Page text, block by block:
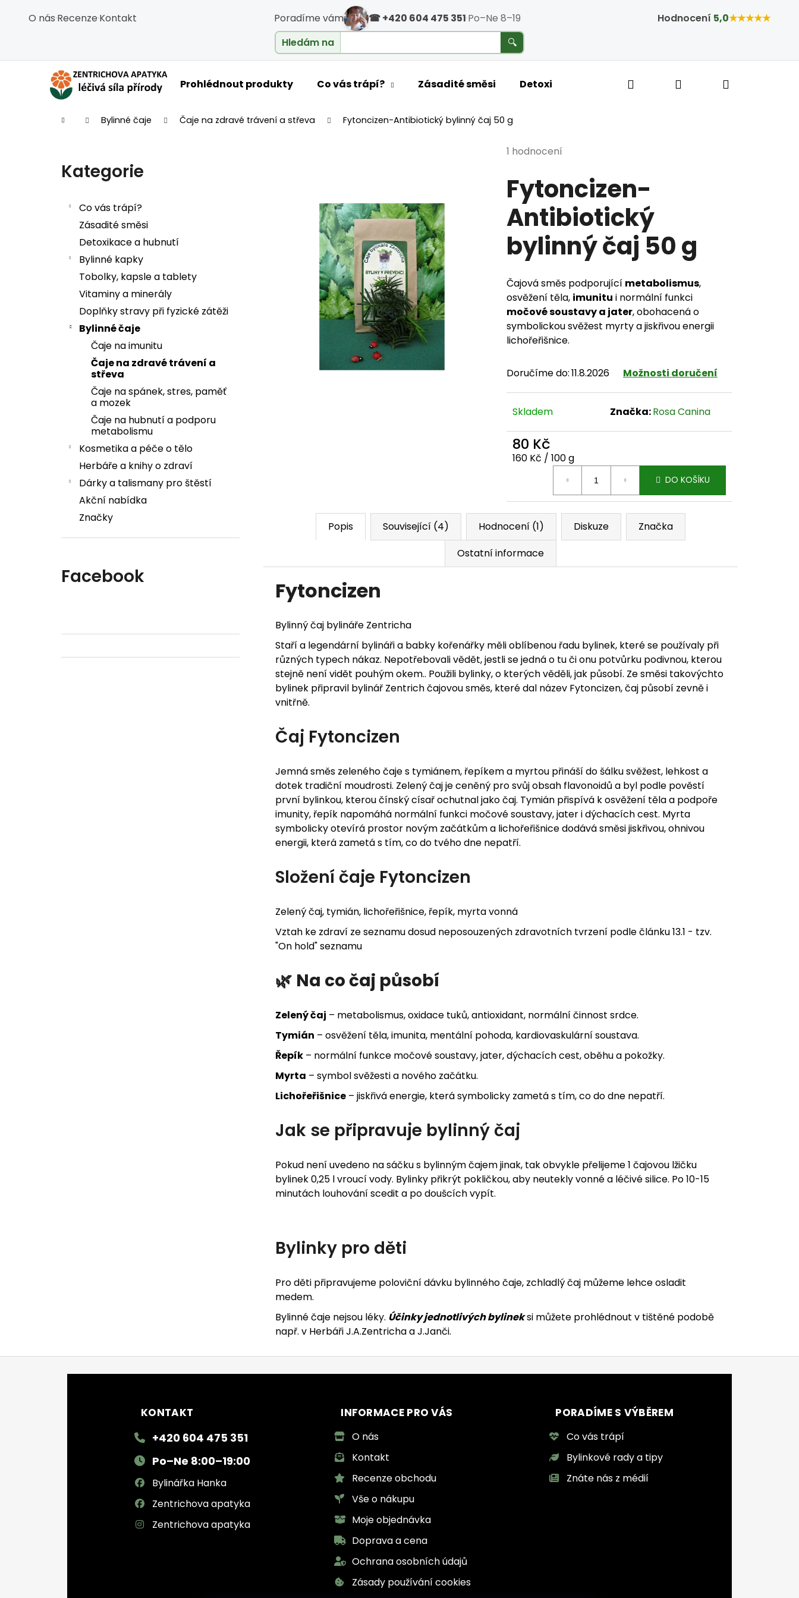
O nás·Recenze·Kontakt Poradíme vám ☎ +420 604 475 351·Po–Ne 8–19 Hodnocení 5,0★★★★★
Hledám na
🔍
Prohlédnout produkty Co vás trápí? Zásadité směsi Detoxikace a hubnutí Bylinné kapky
Hledat PřihlášeníNákupní
Domů Bylinné čaje Čaje na zdravé trávení a střeva Fytoncizen-Antibiotický bylinný čaj 50 g
Přeskočit kategorie
Kategorie
Co vás trápí?
Zásadité směsi
Detoxikace a hubnutí
Bylinné kapky
Tobolky, kapsle a tablety
Vitaminy a minerály
Doplňky stravy při fyzické zátěži
Bylinné čaje
Čaje na imunitu
Čaje na zdravé trávení a
střeva
Čaje na spánek, stres, paměť
a mozek
Čaje na hubnutí a podporu
metabolismu
Kosmetika a péče o tělo
Herbáře a knihy o zdraví
Dárky a talismany pro štěstí
Akční nabídka
Značky
Facebook
Průměrné hodnocení produktu je 5,0 z 5 hvězdiček.
1 hodnocení
Fytoncizen-
Antibiotický
bylinný čaj 50 g
Čajová směs podporující metabolismus,
osvěžení těla, imunitu i normální funkci
močové soustavy a jater, obohacená o
symbolickou svěžest myrty a jiskřivou energii
lichořeřišnice.
Doručíme do:11.8.2026 Možnosti doručení
Skladem Značka:Rosa Canina
80 Kč
Měrná cena:
160 Kč / 100 g
DO KOŠÍKU
Popis Související (4) Hodnocení (1) Diskuze
Značka
Ostatní informace
Fytoncizen
Bylinný čaj bylináře Zentricha
Staří a legendární bylináři a babky kořenářky měli oblíbenou řadu bylinek, které se používaly při
různých typech nákaz. Nepotřebovali vědět, jestli se jedná o tu či onu potvůrku podivnou, kterou
stejně není vidět pouhým okem.. Použili bylinky, o kterých věděli, jak působí. Ze směsi takovýchto
bylinek připravil bylinář Zentrich čajovou směs, které dal název Fytoncizen, čaj působí zevně i
vnitřně.
Čaj Fytoncizen
Jemná směs zeleného čaje s tymiánem, řepíkem a myrtou přináší do šálku svěžest, lehkost a
dotek tradiční moudrosti. Zelený čaj je ceněný pro svůj obsah flavonoidů a byl podle pověstí
první bylinkou, kterou čínský císař ochutnal jako čaj. Tymián přispívá k osvěžení těla a podpoře
imunity, řepík napomáhá normální funkci močové soustavy, jater i dýchacích cest. Myrta
symbolicky otevírá prostor novým začátkům a lichořeřišnice dodává směsi jiskřivou, ohnivou
energii, která zametá s tím, co do tvého dne nepatří.
Složení čaje Fytoncizen
Zelený čaj, tymián, lichořeřišnice, řepík, myrta vonná
Vztah ke zdraví ze seznamu dosud neposouzených zdravotních tvrzení podle článku 13.1 - tzv.
"On hold" seznamu
🌿 Na co čaj působí
Zelený čaj – metabolismus, oxidace tuků, antioxidant, normální činnost srdce.
Tymián – osvěžení těla, imunita, mentální pohoda, kardiovaskulární soustava.
Řepík – normální funkce močové soustavy, jater, dýchacích cest, oběhu a pokožky.
Myrta – symbol svěžesti a nového začátku.
Lichořeřišnice – jiskřivá energie, která symbolicky zametá s tím, co do dne nepatří.
Jak se připravuje bylinný čaj
Pokud není uvedeno na sáčku s bylinným čajem jinak, tak obvykle přelijeme 1 čajovou lžičku
bylinek 0,25 l vroucí vody. Bylinky přikrýt pokličkou, aby neutekly vonné a léčivé silice. Po 10-15
minutách louhování scedit a po doušcích vypít.
Bylinky pro děti
Pro děti připravujeme poloviční dávku bylinného čaje, zchladlý čaj můžeme lehce osladit
medem.
Bylinné čaje nejsou léky. Účinky jednotlivých bylineksi můžete prohlédnout v tištěné podobě
např. v Herbáři J.A.Zentricha a J.Janči.
Košík
Co potřebujete najít?
HLEDAT
KONTAKT
+420 604 475 351
Po–Ne 8:00–19:00
Bylinářka Hanka
Zentrichova apatyka
Zentrichova apatyka
INFORMACE PRO VÁS
O nás
Kontakt
Recenze obchodu
Vše o nákupu
Moje objednávka
Doprava a cena
Ochrana osobních údajů
Zásady používání cookies
PORADÍME S VÝBĚREM
Co vás trápí
Bylinkové rady a tipy
Znáte nás z médií